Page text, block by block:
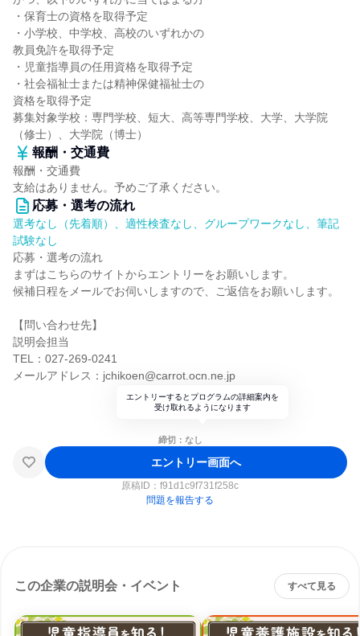
・保育士の資格を取得予定
・小学校、中学校、高校のいずれかの
教員免許を取得予定
・児童指導員の任用資格を取得予定
・社会福祉士または精神保健福祉士の
資格を取得予定
募集対象学校：専門学校、短大、高等専門学校、大学、大学院
（修士）、大学院（博士）
報酬・交通費
報酬・交通費
支給はありません。予めご了承ください。
応募・選考の流れ
選考なし（先着順）、適性検査なし、グループワークなし、筆記
試験なし
応募・選考の流れ
まずはこちらのサイトからエントリーをお願いします。
候補日程をメールでお伺いしますので、ご返信をお願いします。
【問い合わせ先】
説明会担当
TEL：027-269-0241
メールアドレス：jchikoen@carrot.ocn.ne.jp
エントリーするとプログラムの詳細案内を
受け取れるようになります
締切：なし
エントリー画面へ
原稿ID： f91d1c9f731f258c
問題を報告する
この企業の説明会・イベント すべて見る